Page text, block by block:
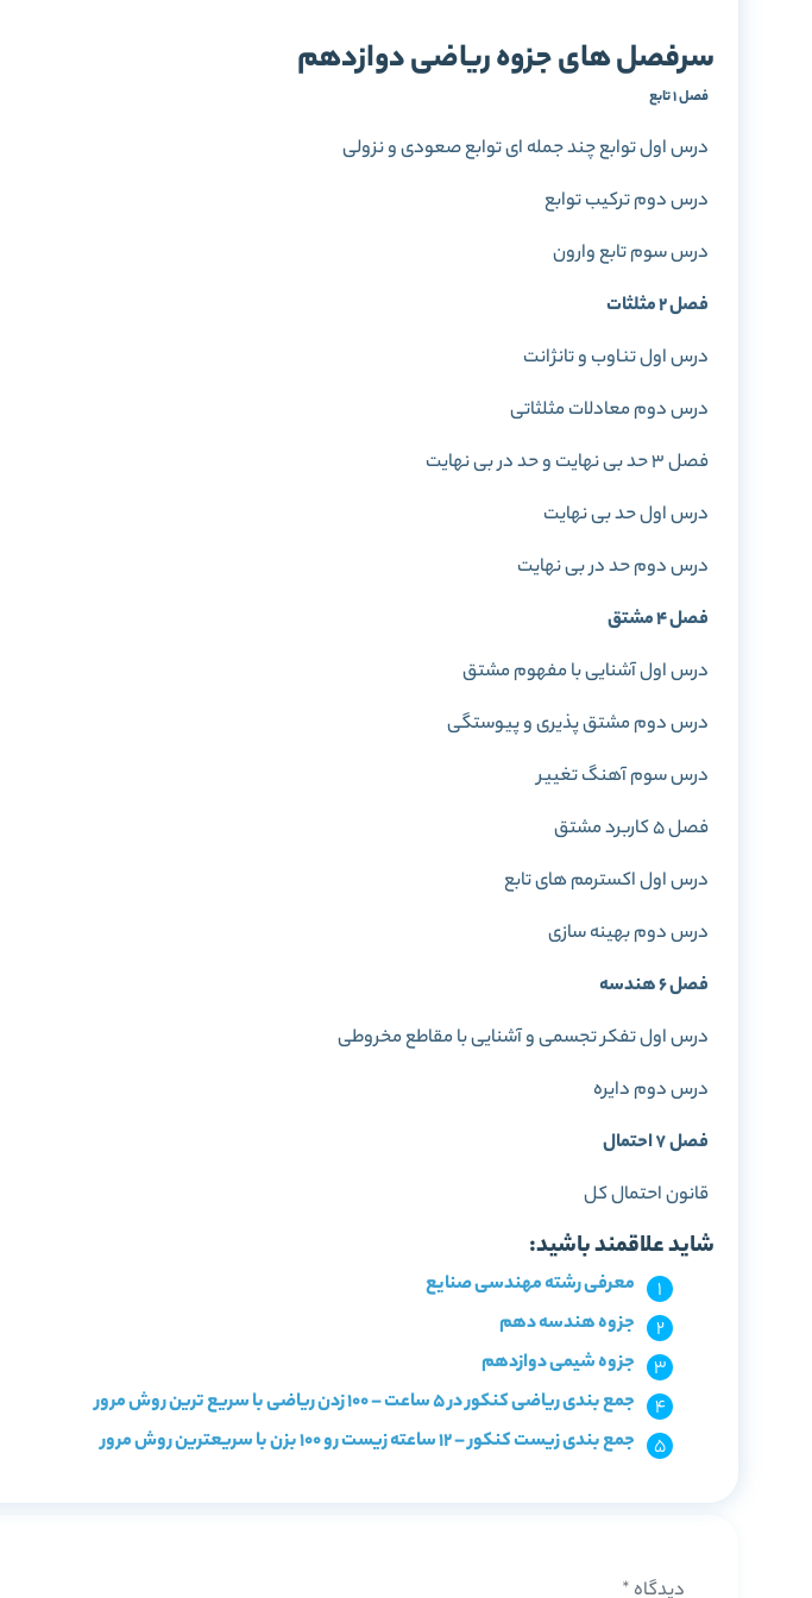
سرفصل های جزوه ریاضی دوازدهم
فصل 1 تابع
درس اول توابع چند جمله ای توابع صعودی و نزولی
درس دوم ترکیب توابع
درس سوم تابع وارون
فصل 2 مثلثات
درس اول تناوب و تانژانت
درس دوم معادلات مثلثاتی
فصل 3 حد بی نهایت و حد در بی نهایت
درس اول حد بی نهایت
درس دوم حد در بی نهایت
فصل 4 مشتق
درس اول آشنایی با مفهوم مشتق
درس دوم مشتق پذیری و پیوستگی
درس سوم آهنگ تغییر
فصل 5 کاربرد مشتق
درس اول اکسترمم های تابع
درس دوم بهینه سازی
فصل 6 هندسه
درس اول تفکر تجسمی و آشنایی با مقاطع مخروطی
درس دوم دایره
فصل ٧ احتمال
قانون احتمال کل
شاید علاقمند باشید:
معرفی رشته مهندسی صنایع
جزوه هندسه دهم
جزوه شیمی دوازدهم
جمع بندی ریاضی کنکور در 5 ساعت – 100 زدن ریاضی با سریع ترین روش مرور
جمع بندی زیست کنکور – 12 ساعته زیست رو 100 بزن با سریعترین روش مرور
دیدگاه *